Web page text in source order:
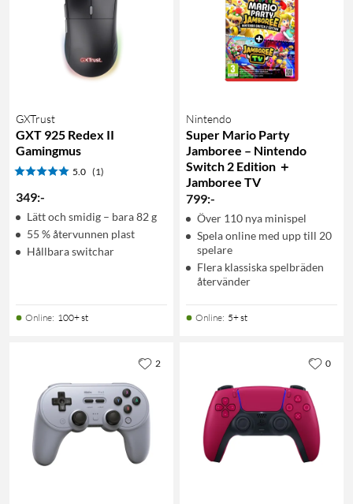
GXTrust
GXT 925 Redex II
Gamingmus
5.0 (1)
349:-
Lätt och smidig – bara 82 g
55 % återvunnen plast
Hållbara switchar
Online: 100+ st
Nintendo
Super Mario Party
Jamboree – Nintendo
Switch 2 Edition ＋
Jamboree TV
799:-
Över 110 nya minispel
Spela online med upp till 20
spelare
Flera klassiska spelbräden
återvänder
Online: 5+ st
2 0